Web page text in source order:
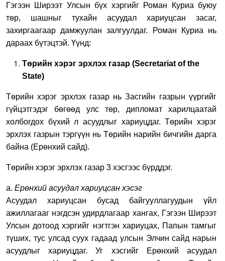
Гэгээн Ширээт Улсын бүх хэргийг Роман Куриа буюу
төр, шашныг тухайн асуудал хариуцсан засаг,
захиргаагаар дамжуулан залгуулдаг. Роман Куриа нь
дараах бүтэцтэй. Үүнд:
Төрийн хэрэг эрхлэх газар (Secretariat of the
State)
Төрийн хэрэг эрхлэх газар нь Засгийн газрын үүргийг
гүйцэтгэдэг бөгөөд улс төр, дипломат харилцаатай
холбогдох бүхий л асуудлыг хариуцдаг. Төрийн хэрэг
эрхлэх газрын тэргүүн нь Төрийн нарийн бичгийн дарга
байна (Ерөнхий сайд).
Төрийн хэрэг эрхлэх газар 3 хэсгээс бүрддэг.
а. Ерөнхий асуудал хариуцсан хэсэг
Асуудал хариуцсан бусад байгууллагуудын үйл
ажиллагааг нэгдсэн удирдлагаар хангах, Гэгээн Ширээт
Улсын дотоод хэргийг нэгтгэн хариуцах, Папын тамгыг
түших, тус улсад суух гадаад улсын Элчин сайд нарын
асуудлыг хариуцдаг. Уг хэсгийг Ерөнхий асуудал